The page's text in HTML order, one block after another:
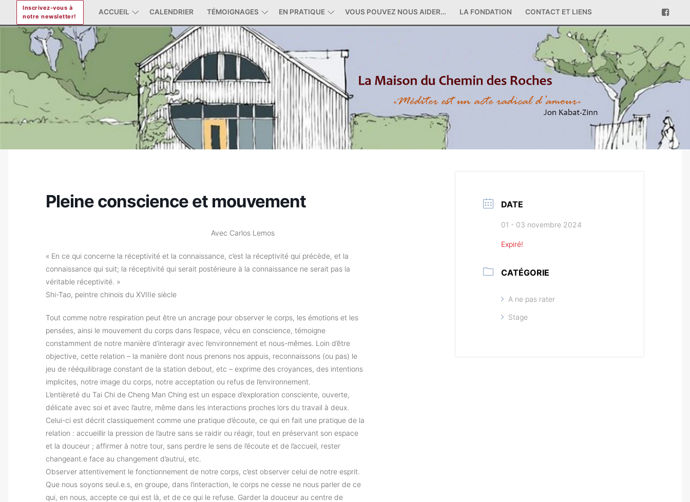
contenu
Inscrivez-vous à
notre newsletter!
ACCUEIL CALENDRIER TÉMOIGNAGES EN PRATIQUE VOUS POUVEZ NOUS AIDER… LA FONDATION CONTACT ET LIENS
Pleine conscience et mouvement
Avec Carlos Lemos
« En ce qui concerne la réceptivité et la connaissance, c’est la réceptivité qui précède, et la
connaissance qui suit; la réceptivité qui serait postérieure à la connaissance ne serait pas la
véritable réceptivité. »
Shi-Tao, peintre chinois du XVIIIe siècle
Tout comme notre respiration peut être un ancrage pour observer le corps, les émotions et les
pensées, ainsi le mouvement du corps dans l’espace, vécu en conscience, témoigne
constamment de notre manière d’interagir avec l’environnement et nous-mêmes. Loin d’être
objective, cette relation – la manière dont nous prenons nos appuis, reconnaissons (ou pas) le
jeu de rééquilibrage constant de la station debout, etc – exprime des croyances, des intentions
implicites, notre image du corps, notre acceptation ou refus de l’environnement.
L’entièreté du Tai Chi de Cheng Man Ching est un espace d’exploration consciente, ouverte,
délicate avec soi et avec l’autre, même dans les interactions proches lors du travail à deux.
Celui-ci est décrit classiquement comme une pratique d’écoute, ce qui en fait une pratique de la
relation : accueillir la pression de l’autre sans se raidir ou réagir, tout en préservant son espace
et la douceur ; affirmer à notre tour, sans perdre le sens de l’écoute et de l’accueil, rester
changeant.e face au changement d’autrui, etc.
Observer attentivement le fonctionnement de notre corps, c’est observer celui de notre esprit.
Que nous soyons seul.e.s, en groupe, dans l’interaction, le corps ne cesse ne nous parler de ce
qui, en nous, accepte ce qui est là, et de ce qui le refuse. Garder la douceur au centre de
DATE
01 - 03 novembre 2024
Expiré!
CATÉGORIE
A ne pas rater
Stage